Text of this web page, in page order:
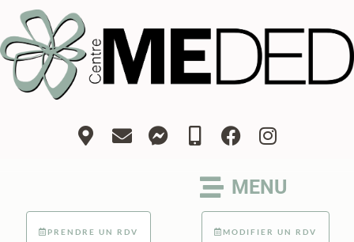
MENU
PRENDRE UN RDV MODIFIER UN RDV